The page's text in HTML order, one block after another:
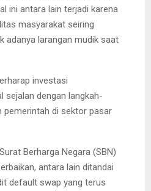
ini antara lain terjadi karena
masyarakat seiring
adanya larangan mudik saat
investasi
sejalan dengan langkah-
pemerintah di sektor pasar
Berharga Negara (SBN)
antara lain ditandai
default swap yang terus